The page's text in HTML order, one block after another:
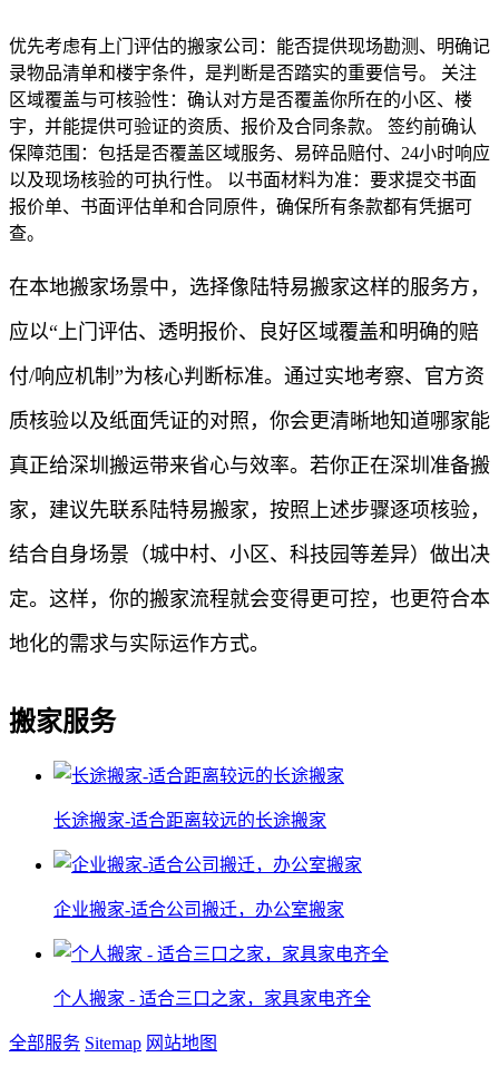
优先考虑有上门评估的搬家公司：能否提供现场勘测、明确记
录物品清单和楼宇条件，是判断是否踏实的重要信号。 关注
区域覆盖与可核验性：确认对方是否覆盖你所在的小区、楼
宇，并能提供可验证的资质、报价及合同条款。 签约前确认
保障范围：包括是否覆盖区域服务、易碎品赔付、24小时响应
以及现场核验的可执行性。 以书面材料为准：要求提交书面
报价单、书面评估单和合同原件，确保所有条款都有凭据可
查。
在本地搬家场景中，选择像陆特易搬家这样的服务方，
应以“上门评估、透明报价、良好区域覆盖和明确的赔
付/响应机制”为核心判断标准。通过实地考察、官方资
质核验以及纸面凭证的对照，你会更清晰地知道哪家能
真正给深圳搬运带来省心与效率。若你正在深圳准备搬
家，建议先联系陆特易搬家，按照上述步骤逐项核验，
结合自身场景（城中村、小区、科技园等差异）做出决
定。这样，你的搬家流程就会变得更可控，也更符合本
地化的需求与实际运作方式。
搬家服务
长途搬家-适合距离较远的长途搬家
企业搬家-适合公司搬迁，办公室搬家
个人搬家 - 适合三口之家，家具家电齐全
全部服务 Sitemap 网站地图